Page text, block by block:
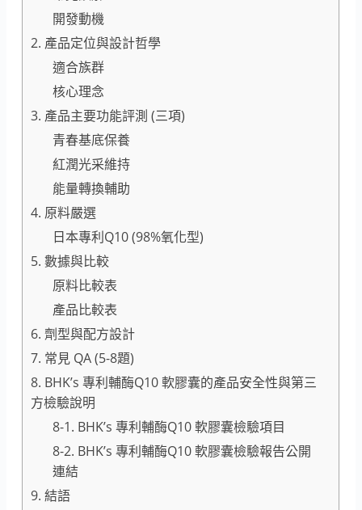
開發動機
2. 產品定位與設計哲學
適合族群
核心理念
3. 產品主要功能評測 (三項)
青春基底保養
紅潤光采維持
能量轉換輔助
4. 原料嚴選
日本專利Q10 (98%氧化型)
5. 數據與比較
原料比較表
產品比較表
6. 劑型與配方設計
7. 常見 QA (5-8題)
8. BHK’s 專利輔酶Q10 軟膠囊的產品安全性與第三
方檢驗說明
8-1. BHK’s 專利輔酶Q10 軟膠囊檢驗項目
8-2. BHK’s 專利輔酶Q10 軟膠囊檢驗報告公開
連結
9. 結語